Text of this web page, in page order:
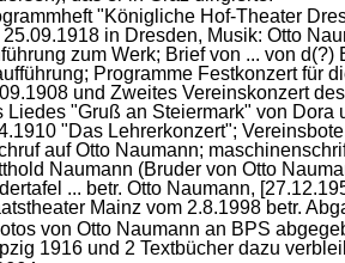
"Königliche Hof-Theater
25.09.1918 in Dresden, Musik: Otto
zum Werk; Brief von ... von d(?)
Programme Festkonzert für
und Zweites Vereinskonzert des
Liedes"Gruß an Steiermark" von Dora
"Das Lehrerkonzert"; Vereinsbote
auf Otto Naumann;
Naumann (Bruder von Otto
... betr. Otto Naumann,
Mainz vom 2.8.1998 betr.
von Otto Naumann an BPS
1916 und 2 Textbücher dazu